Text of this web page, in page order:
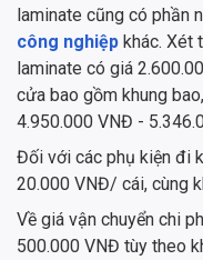
laminate cũng có phần
công nghiệp khác. Xét
laminate có giá
cửa bao gồm khung
4.950.000 VNĐ -
Đối với các phụ kiện đi
20.000 VNĐ/ cái, cùng
Về giá vận chuyển chi
500.000 VNĐ tùy theo